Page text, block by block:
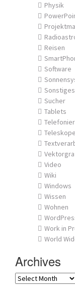
Physik
Reisen
Software
Sonstiges
Sucher
Tablets
Teleskope
Video
Wiki
Windows
Wissen
Wohnen
Work in
World
Archives
Archives